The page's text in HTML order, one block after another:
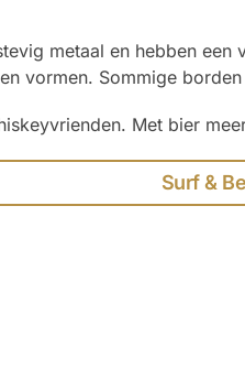
metaal en hebben
vormen. Sommige
Met bier
Surf &